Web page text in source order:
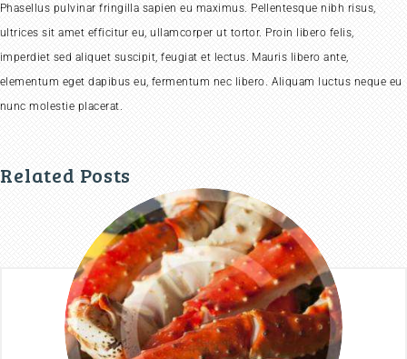
Phasellus pulvinar fringilla sapien eu maximus. Pellentesque nibh risus,
ultrices sit amet efficitur eu, ullamcorper ut tortor. Proin libero felis,
imperdiet sed aliquet suscipit, feugiat et lectus. Mauris libero ante,
elementum eget dapibus eu, fermentum nec libero. Aliquam luctus neque eu
nunc molestie placerat.
Related Posts